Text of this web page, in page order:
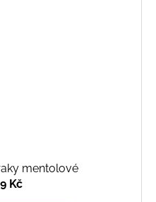
mentolové
Kč